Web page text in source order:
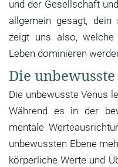
und der Gesellschaft
allgemein gesagt, dein
zeigt uns also,
Leben dominieren
Die unbewusste
Die unbewusste Venus
Während es in der
mentale
unbewussten Ebene
körperliche Werte und